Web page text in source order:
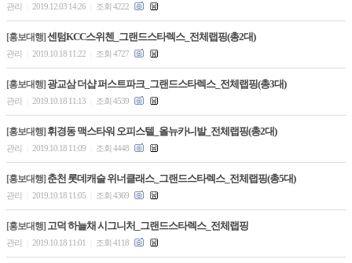
관리 2019.12.03 14:26 조회 4222
[홍보대행] 센텀KCC스위첸_그랜드스타렉스_전체랩핑(총2대)
관리 2019.10.18 11:22 조회 4727
[홍보대행] 광교삼 더샵 퍼스트파크_그랜드스타렉스_전체랩핑(총3대)
관리 2019.10.18 11:13 조회 4539
[홍보대행] 휘경동 맥스타워 오피스텔_올뉴카니발_전체랩핑(총2대)
관리 2019.10.18 11:09 조회 4448
[홍보대행] 춘천 롯데캐슬 위너클래스_그랜드스타렉스_전체랩핑(총5대)
관리 2019.10.18 11:05 조회 4369
[홍보대행] 고덕 하늘채 시그니처_그랜드스타렉스_전체랩핑
관리 2019.10.18 11:01 조회 4118